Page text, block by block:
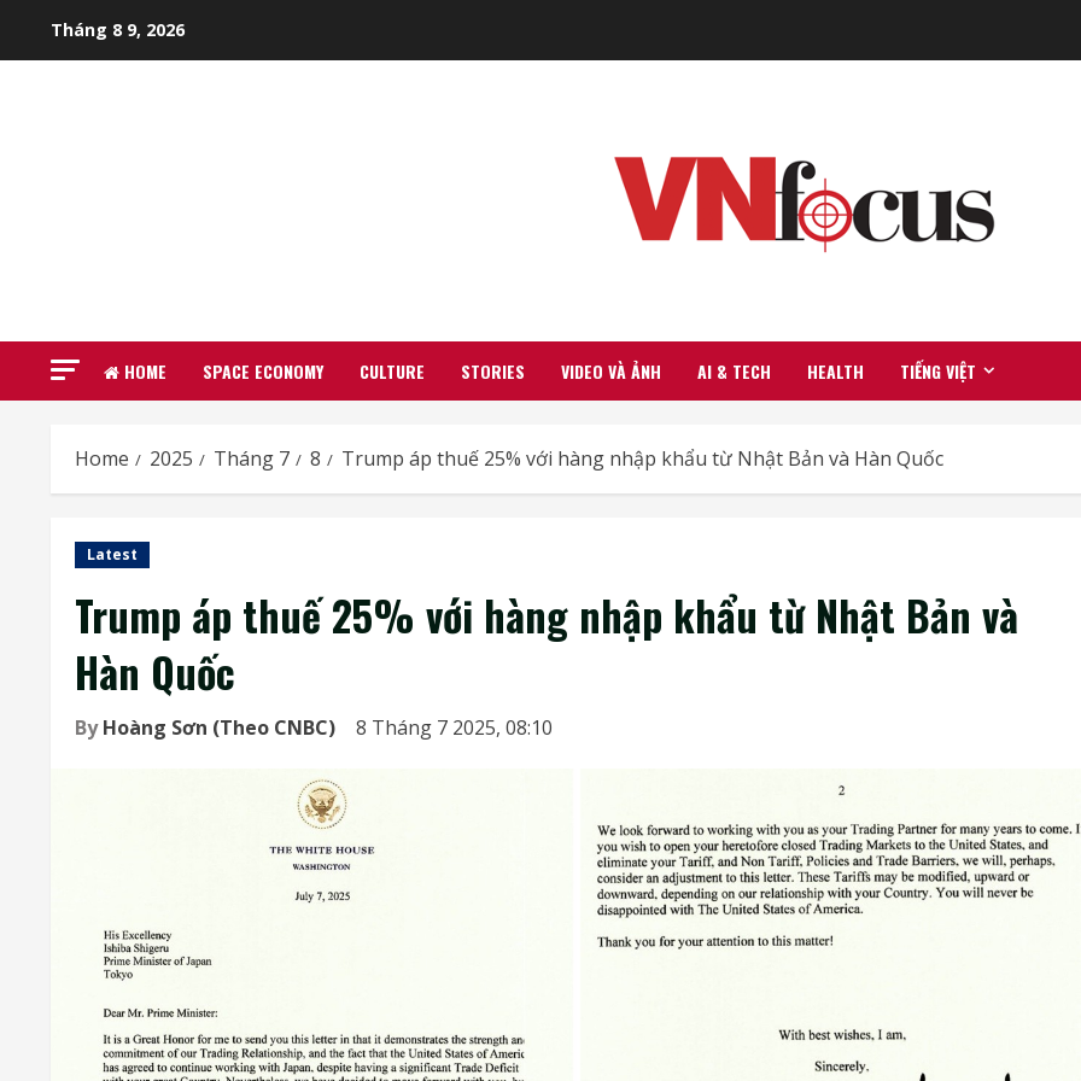
Tháng 8 9, 2026
HOME SPACE ECONOMY CULTURE STORIES VIDEO VÀ ẢNH AI & TECH HEALTH TIẾNG VIỆT
Home 2025 Tháng 7 8 Trump áp thuế 25% với hàng nhập khẩu từ Nhật Bản và Hàn Quốc
Latest
Trump áp thuế 25% với hàng nhập khẩu từ Nhật Bản và
Hàn Quốc
ByHoàng Sơn (Theo CNBC) 8 Tháng 7 2025, 08:10